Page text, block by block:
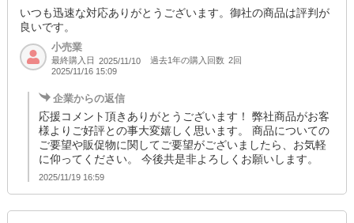
いつも迅速な対応ありがとうございます。御社の商品は評判が
良いです。
小売業
最終購入日 2025/11/10 過去1年の購入回数 2回
2025/11/16 15:09
企業からの返信
応援コメント頂きありがとうございます！ 弊社商品がお客
様よりご好評との事大変嬉しく思います。 商品についての
ご要望や販促物に関してご要望がございましたら、お気軽
に仰ってください。 今後共是非よろしくお願いします。
2025/11/19 16:59